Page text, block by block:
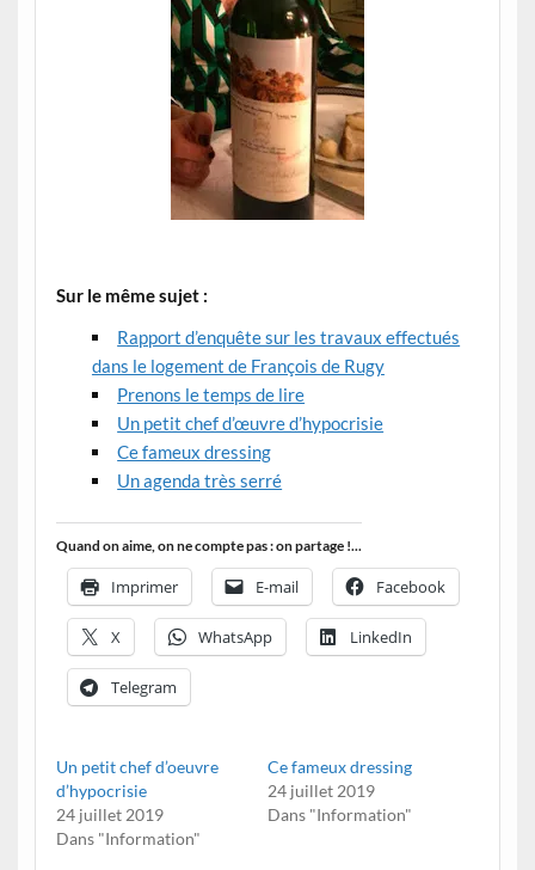
Sur le même sujet :
Rapport d’enquête sur les travaux effectués
dans le logement de François de Rugy
Prenons le temps de lire
Un petit chef d’œuvre d’hypocrisie
Ce fameux dressing
Un agenda très serré
Quand on aime, on ne compte pas : on partage !...
Imprimer E-mail Facebook
X WhatsApp LinkedIn
Telegram
Un petit chef d’oeuvre
d’hypocrisie
24 juillet 2019
Dans "Information"
Ce fameux dressing
24 juillet 2019
Dans "Information"